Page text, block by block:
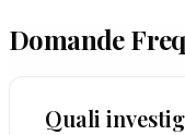
Domande
Quali